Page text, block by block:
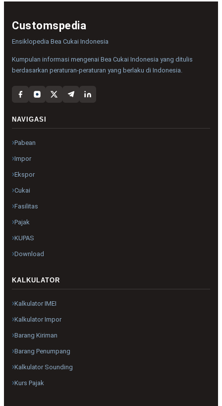
Customspedia
Ensiklopedia Bea Cukai Indonesia
Kumpulan informasi mengenai Bea Cukai Indonesia yang ditulis
berdasarkan peraturan-peraturan yang berlaku di Indonesia.
NAVIGASI
Pabean
Impor
Ekspor
Cukai
Fasilitas
Pajak
KUPAS
Download
KALKULATOR
Kalkulator IMEI
Kalkulator Impor
Barang Kiriman
Barang Penumpang
Kalkulator Sounding
Kurs Pajak